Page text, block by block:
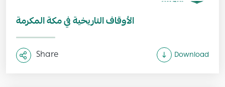
الأوقاف التاريخية في مكة المكرمة
Share Download